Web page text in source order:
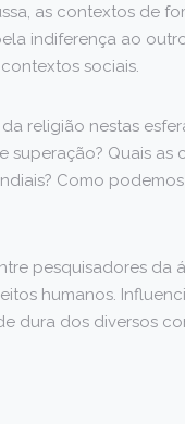
as contextos de
indiferença ao
sociais.
religião nestas
Quais as
Como
pesquisadores da
humanos.
dura dos diversos